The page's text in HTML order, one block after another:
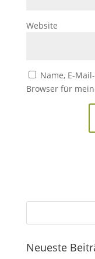
Website
Name, E-
Browser für
Neueste